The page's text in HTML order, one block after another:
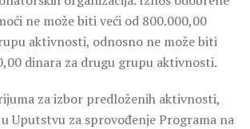
ne može biti veći od 800.000,00
aktivnosti, odnosno ne može biti
dinara za drugu grupu aktivnosti.
za izbor predloženih aktivnosti,
Uputstvu za sprovođenje Programa na